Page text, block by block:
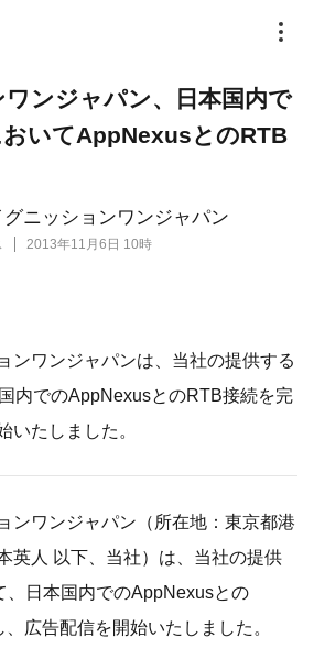
ニッションワンジャパン
2013年11月6日 10時
ンジャパン、日本国内で
いてAppNexusとのRTB
ンワンジャパンは、当社の提供する
内でのAppNexusとのRTB接続を完
いたしました。
ンワンジャパン（所在地：東京都港
英人 以下、当社）は、当社の提供
、日本国内でのAppNexusとの
広告配信を開始いたしました。